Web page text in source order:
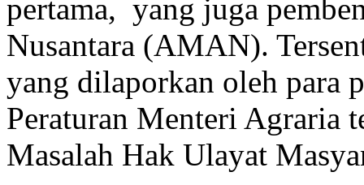
pertama, yang juga
Nusantara (AMAN).
yang dilaporkan oleh para
Peraturan Menteri Agraria
Masalah Hak Ulayat